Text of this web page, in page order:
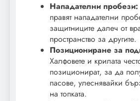
Нападателни пробези:
правят нападателни
защитниците далеч от
пространство за другите.
Позициониране за
Халфовете и крилата
позиционират, за да
пасове, улеснявайки
на топката.